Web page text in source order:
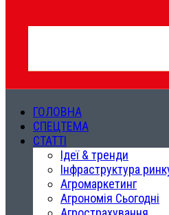
ГОЛОВНА
СПЕЦТЕМА
СТАТТІ
Ідеї & тренди
Інфраструктура
Агромаркетинг
Агрономія Сьогодні